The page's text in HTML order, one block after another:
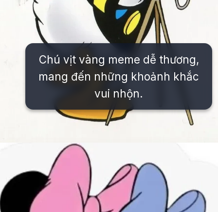
Chú vịt vàng meme dễ thương,
mang đến những khoảnh khắc
vui nhộn.
Đang mởhttps://issiloo.edu.vn/vit-donald-meme